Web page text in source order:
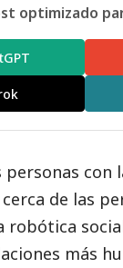
optimizado
con
de las
robótica
más